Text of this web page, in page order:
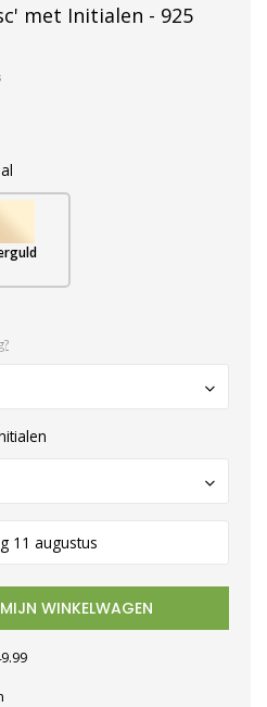
met Initialen - 925
11 augustus
WINKELWAGEN